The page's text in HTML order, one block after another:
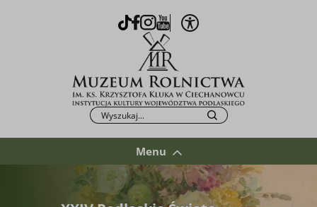
TikTok
Facebook
Instagram
YoutubeOtwórz opcje WCAG
Po kliknięciu przycisku fraza zostanie
Szukaj
Menu